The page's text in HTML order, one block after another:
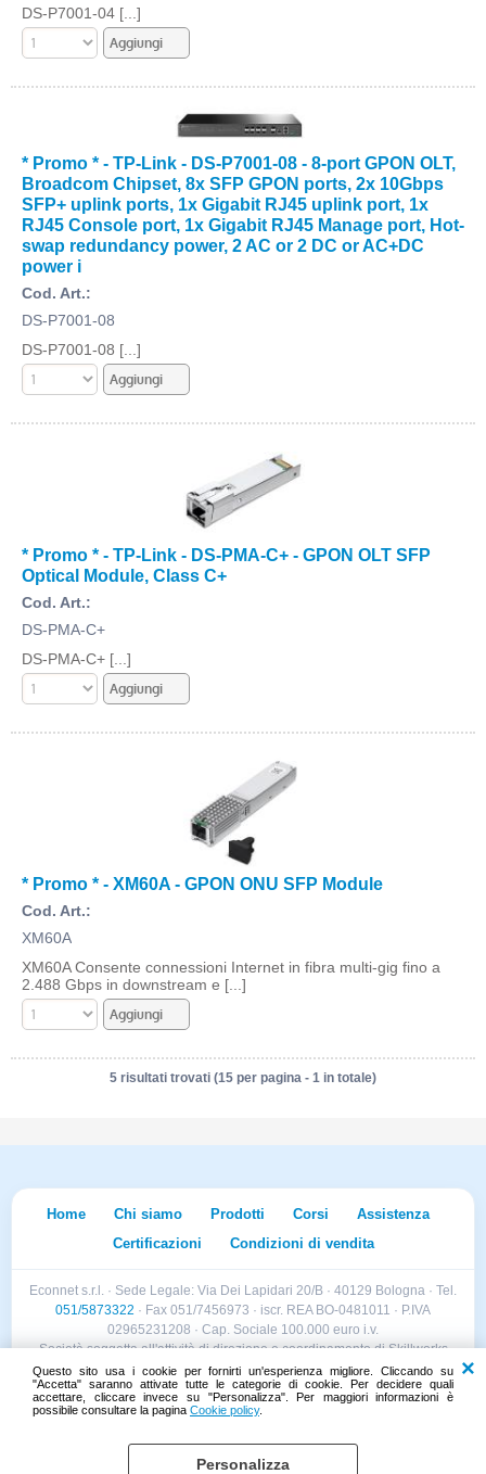
Questo sito usa i cookie per fornirti un'esperienza migliore. Cliccando su
"Accetta" saranno attivate tutte le categorie di cookie. Per decidere quali
accettare, cliccare invece su "Personalizza". Per maggiori informazioni è
possibile consultare la pagina Cookie policy.
Personalizza
DS-P7001-04 [...]
* Promo * - TP-Link - DS-P7001-08 - 8-port GPON OLT,
Broadcom Chipset, 8x SFP GPON ports, 2x 10Gbps
SFP+ uplink ports, 1x Gigabit RJ45 uplink port, 1x
RJ45 Console port, 1x Gigabit RJ45 Manage port, Hot-
swap redundancy power, 2 AC or 2 DC or AC+DC
power i
Cod. Art.:
DS-P7001-08
DS-P7001-08 [...]
* Promo * - TP-Link - DS-PMA-C+ - GPON OLT SFP
Optical Module, Class C+
Cod. Art.:
DS-PMA-C+
DS-PMA-C+ [...]
* Promo * - XM60A - GPON ONU SFP Module
Cod. Art.:
XM60A
XM60A Consente connessioni Internet in fibra multi-gig fino a
2.488 Gbps in downstream e [...]
5 risultati trovati (15 per pagina - 1 in totale)
Home Chi siamo Prodotti Corsi
Assistenza
Certificazioni
Condizioni di vendita
Econnet s.r.l. · Sede Legale: Via Dei Lapidari 20/B · 40129 Bologna · Tel.
051/5873322 · Fax 051/7456973 · iscr. REA BO-0481011 · P.IVA
02965231208 · Cap. Sociale 100.000 euro i.v.
Società soggetta all'attività di direzione e coordinamento di Skillworks
Holding s.r.l. · Sede Legale: Via Vittorio Emanuele II 28 · Roncadelle (BS)
- C.F. 04151440981